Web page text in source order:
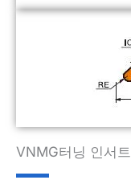
VNMG터닝 인서트